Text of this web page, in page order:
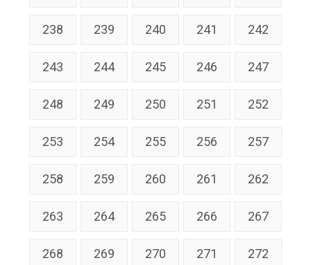
238 239 240 241 242
243 244 245 246 247
248 249 250 251 252
253 254 255 256 257
258 259 260 261 262
263 264 265 266 267
268 269 270 271 272